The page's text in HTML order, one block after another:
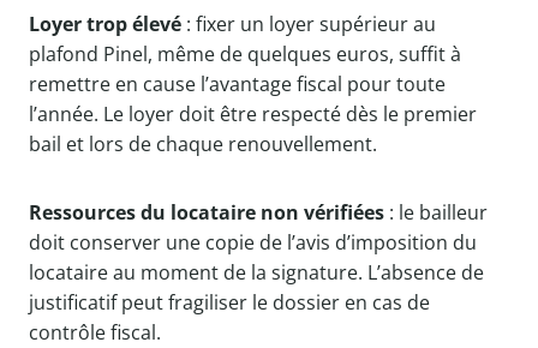
Loyer trop élevé : fixer un loyer supérieur au
plafond Pinel, même de quelques euros, suffit à
remettre en cause l’avantage fiscal pour toute
l’année. Le loyer doit être respecté dès le premier
bail et lors de chaque renouvellement.
Ressources du locataire non vérifiées : le bailleur
doit conserver une copie de l’avis d’imposition du
locataire au moment de la signature. L’absence de
justificatif peut fragiliser le dossier en cas de
contrôle fiscal.